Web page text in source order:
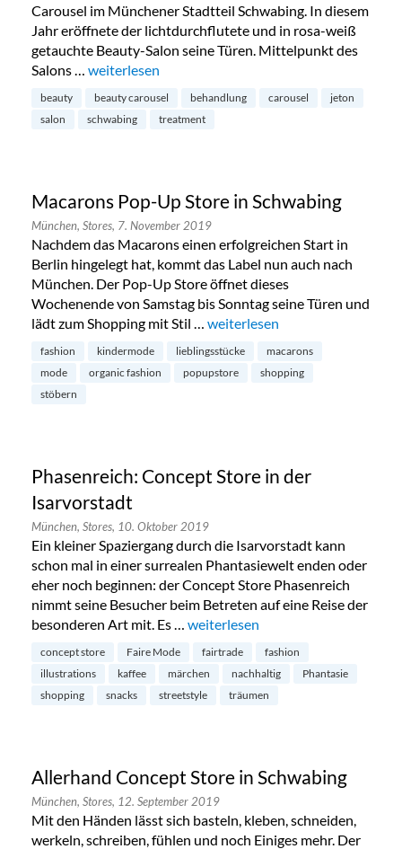
Carousel im Münchener Stadtteil Schwabing. In diesem
Jahr eröffnete der lichtdurchflutete und in rosa-weiß
getauchte Beauty-Salon seine Türen. Mittelpunkt des
Salons … „Türchen 20: eine Fahrt mit dem Beauty Carousel
weiterlesen
beauty beauty carousel behandlung carousel
jeton
salon
schwabing treatment
Macarons Pop-Up Store in Schwabing
München, Stores, 7. November 2019
Nachdem das Macarons einen erfolgreichen Start in
Berlin hingelegt hat, kommt das Label nun auch nach
München. Der Pop-Up Store öffnet dieses
Wochenende von Samstag bis Sonntag seine Türen und
lädt zum Shopping mit Stil … „Macarons Pop-Up Store in
weiterlesen
fashion kindermode lieblingsstücke
macarons
mode
organic fashion popupstore
shopping
stöbern
Phasenreich: Concept Store in der
Isarvorstadt
München, Stores, 10. Oktober 2019
Ein kleiner Spaziergang durch die Isarvorstadt kann
schon mal in einer surrealen Phantasiewelt enden oder
eher noch beginnen: der Concept Store Phasenreich
nimmt seine Besucher beim Betreten auf eine Reise der
besonderen Art mit. Es … „Phasenreich: Concept Store in
weiterlesen
concept store Faire Mode fairtrade
fashion
illustrations
kaffee märchen nachhaltig
Phantasie
shopping
snacks streetstyle träumen
Allerhand Concept Store in Schwabing
München, Stores, 12. September 2019
Mit den Händen lässt sich basteln, kleben, schneiden,
werkeln, schreiben, fühlen und noch Einiges mehr. Der